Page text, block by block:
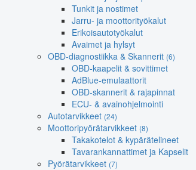
Tunkit ja nostimet
Jarru- ja moottorityökalut
Erikoisautotyökalut
Avaimet ja hylsyt
OBD-diagnostiikka & Skannerit (6)
OBD-kaapelit & sovittimet
AdBlue-emulaattorit
OBD-skannerit & rajapinnat
ECU- & avainohjelmointi
Autotarvikkeet (24)
Moottoripyörätarvikkeet (8)
Takakotelot & kypärätelineet
Tavarankannattimet ja Kapselit
Pyörätarvikkeet (7)